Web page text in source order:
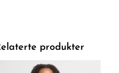
produkter